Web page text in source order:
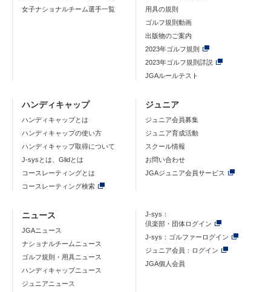
女子ナショナルチーム選手一覧
用具の規則
ゴルフ規則動画
出版物のご案内
2023年ゴルフ規則
2023年ゴルフ規則詳説
JGAルールテスト
ハンディキャップ
ハンディキャップとは
ハンディキャップの使い方
ハンディキャップ取得について
J-sysとは、Glidとは
コースレーティングとは
コースレーティング検索
ジュニア
ジュニア会員募集
ジュニア育成活動
スクール情報
お問い合わせ
JGAジュニア会員サービス
ニュース
JGAニュース
ナショナルチームニュース
ゴルフ規則・用具ニュース
ハンディキャップニュース
ジュニアニュース
J-sys：
倶楽部・団体ログイン
J-sys：ゴルファーログイン
ジュニア会員：ログイン
JGA個人会員